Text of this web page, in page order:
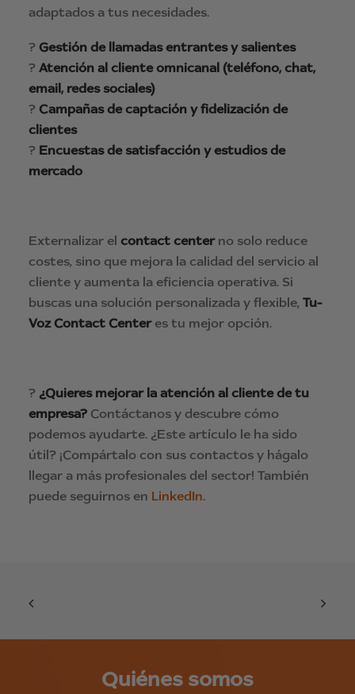
adaptados a tus necesidades.
? Gestión de llamadas entrantes y salientes
? Atención al cliente omnicanal (teléfono, chat,
email, redes sociales)
? Campañas de captación y fidelización de
clientes
? Encuestas de satisfacción y estudios de
mercado
Externalizar el contact centerno solo reduce
costes, sino que mejora la calidad del servicio al
cliente y aumenta la eficiencia operativa. Si
buscas una solución personalizada y flexible, Tu-
Voz Contact Centeres tu mejor opción.
? ¿Quieres mejorar la atención al cliente de tu
empresa? Contáctanos y descubre cómo
podemos ayudarte. ¿Este artículo le ha sido
útil? ¡Compártalo con sus contactos y hágalo
llegar a más profesionales del sector! También
puede seguirnos en LinkedIn.
Quiénes somos